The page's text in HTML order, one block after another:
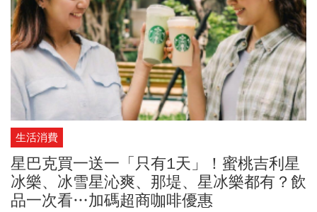
生活消費
星巴克買一送一「只有1天」！蜜桃吉利星
冰樂、冰雪星沁爽、那堤、星冰樂都有？飲
品一次看…加碼超商咖啡優惠